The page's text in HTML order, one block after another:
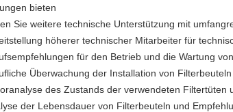
bieten
Sie weitere technische Unterstützung mit
höherer technischer Mitarbeiter für
für den Betrieb und die Wartung
Überwachung der Installation von Filterbeuteln
des Zustands der verwendeten
der Lebensdauer von Filterbeuteln und